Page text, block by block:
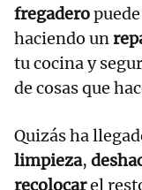
fregadero
haciendo un
tu cocina y
de cosas que
Quizás ha
limpieza,
recolocarel